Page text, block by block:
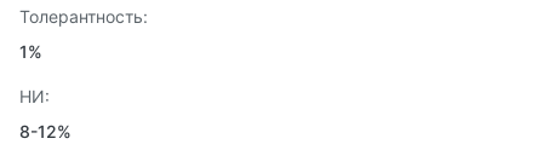
Толерантность:
1%
НИ:
8-12%